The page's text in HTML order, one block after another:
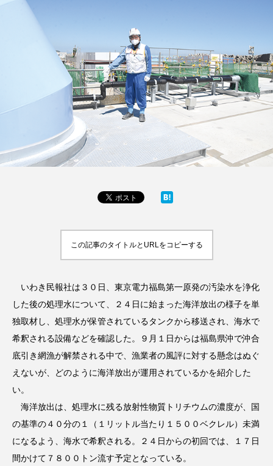
この記事のタイトルとURLをコピーする
いわき民報社は３０日、東京電力福島第一原発の汚染水を浄化
した後の処理水について、２４日に始まった海洋放出の様子を単
独取材し、処理水が保管されているタンクから移送され、海水で
希釈される設備などを確認した。９月１日からは福島県沖で沖合
底引き網漁が解禁される中で、漁業者の風評に対する懸念はぬぐ
えないが、どのように海洋放出が運用されているかを紹介した
い。
海洋放出は、処理水に残る放射性物質トリチウムの濃度が、国
の基準の４０分の１（１リットル当たり１５００ベクレル）未満
になるよう、海水で希釈される。２４日からの初回では、１７日
間かけて７８００トン流す予定となっている。